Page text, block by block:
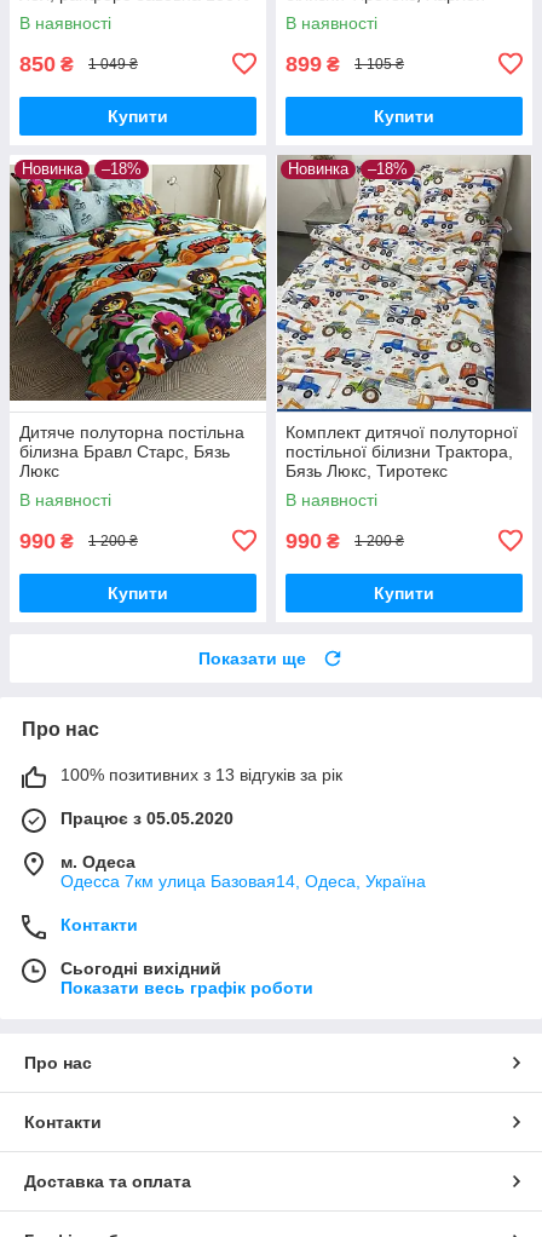
В наявності
850 ₴ 1 049 ₴
Купити
Девідсон, Бязь Люкс
В наявності
899 ₴ 1 105 ₴
Купити
Новинка –18%
Дитяче полуторна постільна
білизна Бравл Старс, Бязь
Люкс
В наявності
990 ₴ 1 200 ₴
Купити
Новинка –18%
Комплект дитячої полуторної
постільної білизни Трактора,
Бязь Люкс, Тиротекс
В наявності
990 ₴ 1 200 ₴
Купити
Показати ще
Про нас
100% позитивних з 13 відгуків за рік
Працює з 05.05.2020
м. Одеса
Одесса 7км улица Базовая14, Одеса, Україна
Контакти
Сьогодні вихідний
Показати весь графік роботи
Про нас
Контакти
Доставка та оплата